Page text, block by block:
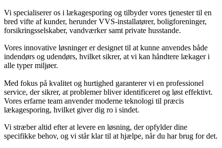
Vi specialiserer os i lækagesporing og tilbyder vores tjenester til en
bred vifte af kunder, herunder VVS-installatører, boligforeninger,
forsikringsselskaber, vandværker samt private husstande.
Vores innovative løsninger er designet til at kunne anvendes både
indendørs og udendørs, hvilket sikrer, at vi kan håndtere lækager i
alle typer miljøer.
Med fokus på kvalitet og hurtighed garanterer vi en professionel
service, der sikrer, at problemer bliver identificeret og løst effektivt.
Vores erfarne team anvender moderne teknologi til præcis
lækagesporing, hvilket giver dig ro i sindet.
Vi stræber altid efter at levere en løsning, der opfylder dine
specifikke behov, og vi står klar til at hjælpe, når du har brug for det.